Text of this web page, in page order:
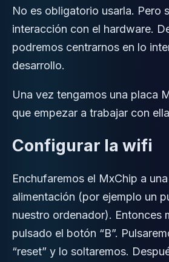
No es obligatorio usarla. Pero
interacción con el hardware.
podremos centrarnos en lo
desarrollo.
Una vez tengamos una placa
que empezar a trabajar con
Configurar la wifi
Enchufaremos el MxChip a
alimentación (por ejemplo un
nuestro ordenador). Entonces
pulsado el botón “B”.
“reset” y lo soltaremos.